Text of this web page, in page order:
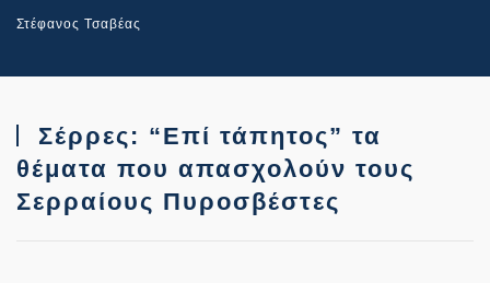
Στέφανος Τσαβέας
Σέρρες: “Επί τάπητος” τα
θέματα που απασχολούν τους
Σερραίους Πυροσβέστες